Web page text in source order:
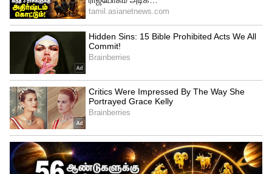
சிவப்பு மிளகாய் - 2
எலுமிச்சம் பழம் - 1
நிலக்கடலை - 50 கிராம்
வெள்ளைப்பூண்டு - 4 பல்
கொத்தமல்லி இலை - சிறிதளவு
சிறிய வெங்காயம் - ஒரு கைப்பிடி அளவு
புதினா - 10 இலைகள்
ஆப்பிள் சீடர் வினிகர் - 1 டீஸ்பூன்
இஞ்சி - 1 இன்ச் அளவு